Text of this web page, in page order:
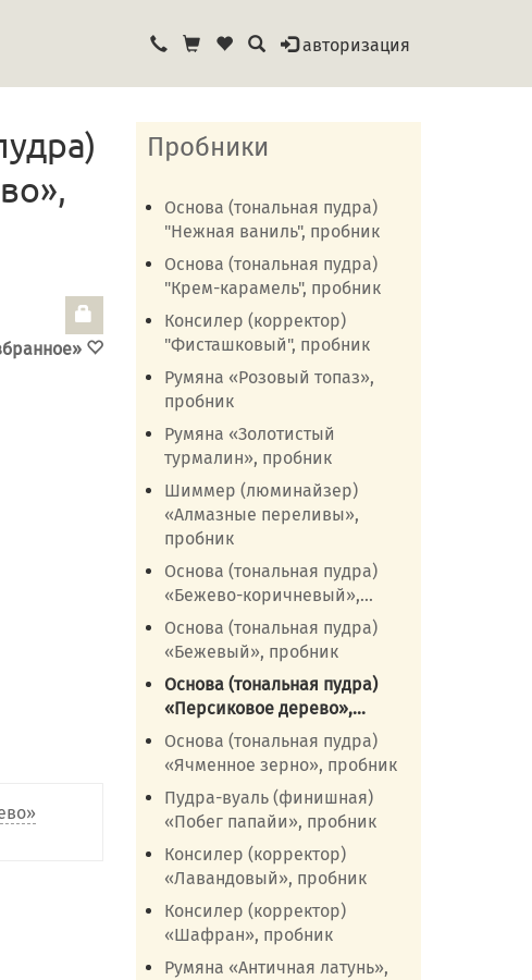
авторизация
Пробники
Основа (тональная пудра)
"Нежная ваниль", пробник
Основа (тональная пудра)
"Крем-карамель", пробник
Консилер (корректор)
"Фисташковый", пробник
Румяна «Розовый топаз»,
пробник
Румяна «Золотистый
турмалин», пробник
Шиммер (люминайзер)
«Алмазные переливы»,
пробник
Основа (тональная пудра)
«Бежево-коричневый»,...
Основа (тональная пудра)
«Бежевый», пробник
Основа (тональная пудра)
«Персиковое дерево»,...
Основа (тональная пудра)
«Ячменное зерно», пробник
Пудра-вуаль (финишная)
«Побег папайи», пробник
Консилер (корректор)
«Лавандовый», пробник
Консилер (корректор)
«Шафран», пробник
Румяна «Античная латунь»,